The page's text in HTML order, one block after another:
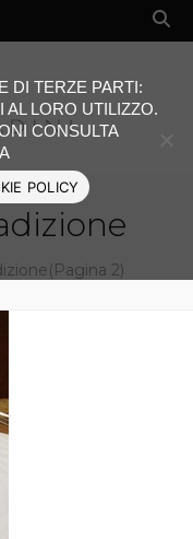
(Pagina 2)
DI TERZE PARTI:
LORO UTILIZZO.
CONSULTA
POLICY